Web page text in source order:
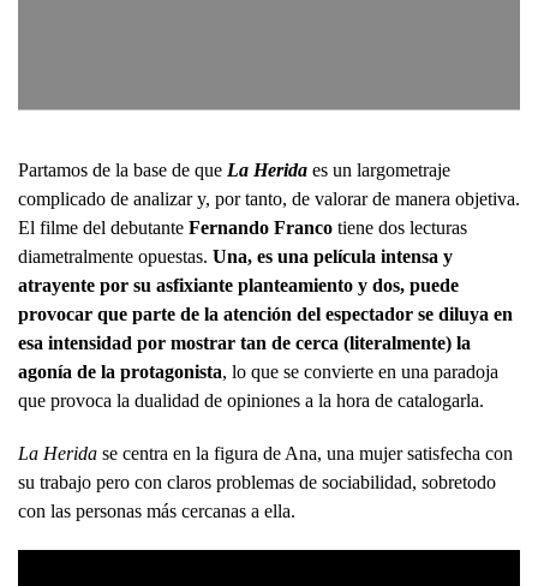
Partamos de la base de que La Herida es un largometraje
complicado de analizar y, por tanto, de valorar de manera objetiva.
El filme del debutante Fernando Franco tiene dos lecturas
diametralmente opuestas. Una, es una película intensa y
atrayente por su asfixiante planteamiento y dos, puede
provocar que parte de la atención del espectador se diluya en
esa intensidad por mostrar tan de cerca (literalmente) la
agonía de la protagonista, lo que se convierte en una paradoja
que provoca la dualidad de opiniones a la hora de catalogarla.
La Herida se centra en la figura de Ana, una mujer satisfecha con
su trabajo pero con claros problemas de sociabilidad, sobretodo
con las personas más cercanas a ella.